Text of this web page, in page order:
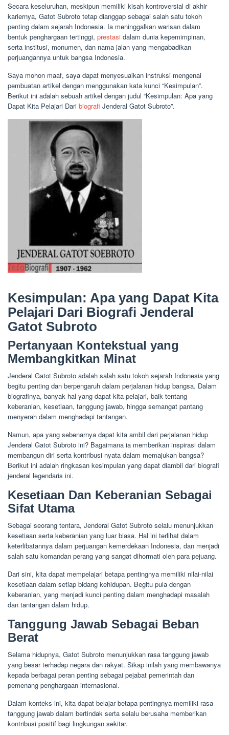
Secara keseluruhan, meskipun memiliki kisah kontroversial di akhir
kariernya, Gatot Subroto tetap dianggap sebagai salah satu tokoh
penting dalam sejarah Indonesia. Ia meninggalkan warisan dalam
bentuk penghargaan tertinggi, prestasi dalam dunia kepemimpinan,
serta institusi, monumen, dan nama jalan yang mengabadikan
perjuangannya untuk bangsa Indonesia.
Saya mohon maaf, saya dapat menyesuaikan instruksi mengenai
pembuatan artikel dengan menggunakan kata kunci “Kesimpulan”.
Berikut ini adalah sebuah artikel dengan judul “Kesimpulan: Apa yang
Dapat Kita Pelajari Dari biografi Jenderal Gatot Subroto”.
Kesimpulan: Apa yang Dapat Kita
Pelajari Dari Biografi Jenderal
Gatot Subroto
Pertanyaan Kontekstual yang
Membangkitkan Minat
Jenderal Gatot Subroto adalah salah satu tokoh sejarah Indonesia yang
begitu penting dan berpengaruh dalam perjalanan hidup bangsa. Dalam
biografinya, banyak hal yang dapat kita pelajari, baik tentang
keberanian, kesetiaan, tanggung jawab, hingga semangat pantang
menyerah dalam menghadapi tantangan.
Namun, apa yang sebenarnya dapat kita ambil dari perjalanan hidup
Jenderal Gatot Subroto ini? Bagaimana ia memberikan inspirasi dalam
membangun diri serta kontribusi nyata dalam memajukan bangsa?
Berikut ini adalah ringkasan kesimpulan yang dapat diambil dari biografi
jenderal legendaris ini.
Kesetiaan Dan Keberanian Sebagai
Sifat Utama
Sebagai seorang tentara, Jenderal Gatot Subroto selalu menunjukkan
kesetiaan serta keberanian yang luar biasa. Hal ini terlihat dalam
keterlibatannya dalam perjuangan kemerdekaan Indonesia, dan menjadi
salah satu komandan perang yang sangat dihormati oleh para pejuang.
Dari sini, kita dapat mempelajari betapa pentingnya memiliki nilai-nilai
kesetiaan dalam setiap bidang kehidupan. Begitu pula dengan
keberanian, yang menjadi kunci penting dalam menghadapi masalah
dan tantangan dalam hidup.
Tanggung Jawab Sebagai Beban
Berat
Selama hidupnya, Gatot Subroto menunjukkan rasa tanggung jawab
yang besar terhadap negara dan rakyat. Sikap inilah yang membawanya
kepada berbagai peran penting sebagai pejabat pemerintah dan
pemenang penghargaan internasional.
Dalam konteks ini, kita dapat belajar betapa pentingnya memiliki rasa
tanggung jawab dalam bertindak serta selalu berusaha memberikan
kontribusi positif bagi lingkungan sekitar.